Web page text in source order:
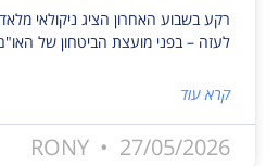
רקע בשבוע האחרון הציג ניקולאי
לעזה – בפני מועצת הביטחון של האו"ם
קרא עוד
RONY 27/05/2026